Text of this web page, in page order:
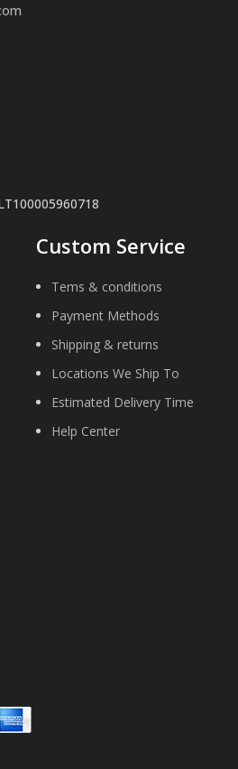
Custom Service
Tems & conditions
Payment Methods
Shipping & returns
Locations We Ship To
Estimated Delivery Time
Help Center